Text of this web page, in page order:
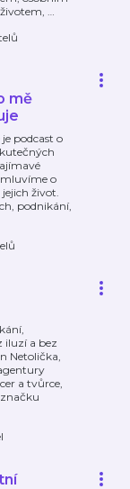
…
mě
je podcast o
o
život.
podnikání,
iluzí a bez
Netolička,
a tvůrce,